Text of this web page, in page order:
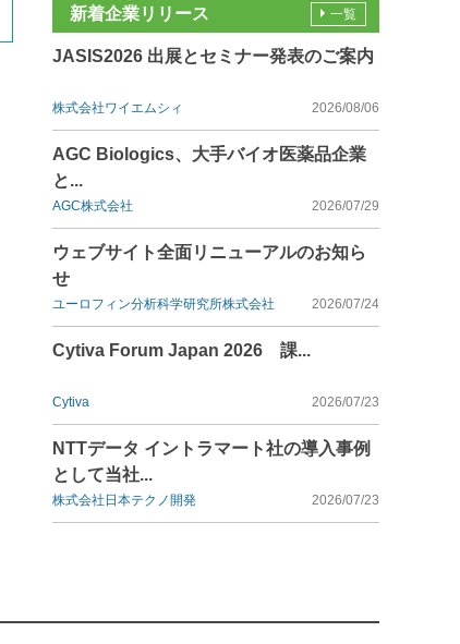
新着企業リリース
JASIS2026 出展とセミナー発表のご案内
株式会社ワイエムシィ 2026/08/06
AGC Biologics、大手バイオ医薬品企業
と...
AGC株式会社 2026/07/29
ウェブサイト全面リニューアルのお知ら
せ
ユーロフィン分析科学研究所株式会社 2026/07/24
Cytiva Forum Japan 2026 課...
Cytiva 2026/07/23
NTTデータ イントラマート社の導入事例
として当社...
株式会社日本テクノ開発 2026/07/23
一覧